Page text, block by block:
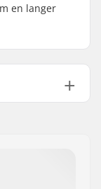
en langer